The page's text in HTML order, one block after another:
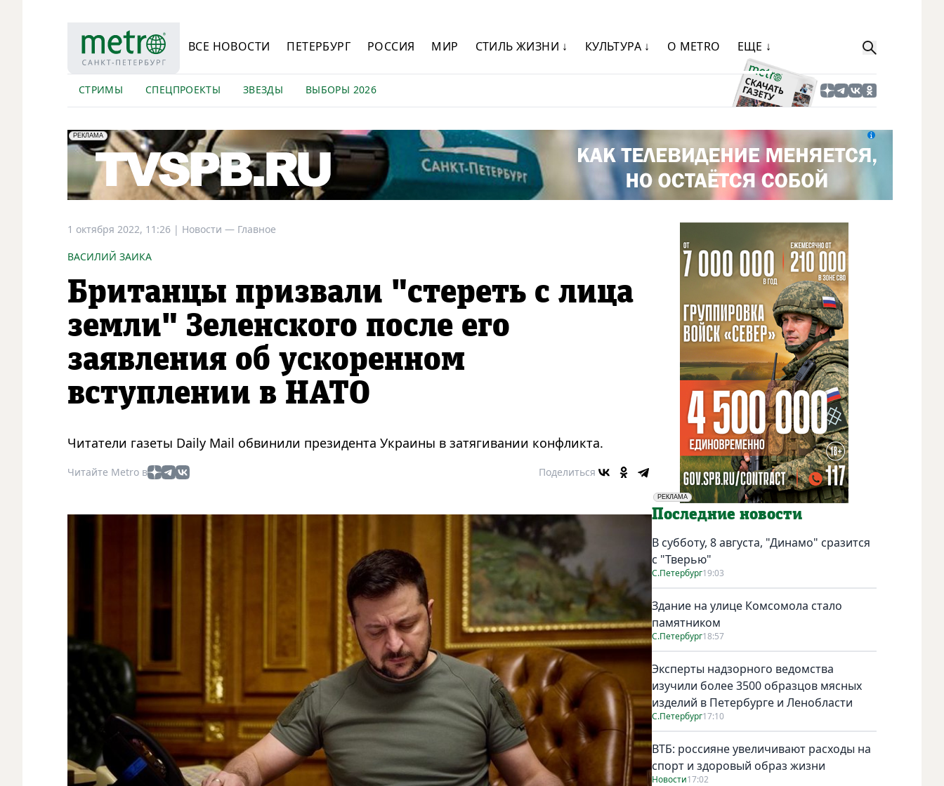
ВСЕ НОВОСТИ ПЕТЕРБУРГ РОССИЯ МИР СТИЛЬ ЖИЗНИ ↓ КУЛЬТУРА ↓ О METRO ЕЩЕ ↓
СТРИМЫ СПЕЦПРОЕКТЫ ЗВЕЗДЫ ВЫБОРЫ 2026
erid: LdtCK5Efv
РЕКЛАМА
АО "ГАТР", ИНН: 7841320717
1 октября 2022, 11:26 | Новости — Главное
ВАСИЛИЙ ЗАИКА
Британцы призвали "стереть с лица
земли" Зеленского после его
заявления об ускоренном
вступлении в НАТО
Читатели газеты Daily Mail обвинили президента Украины в затягивании конфликта.
Читайте Metro в Поделиться
РЕКЛАМА
Социальная реклама
Последние новости
В субботу, 8 августа, "Динамо" сразится
с "Тверью"
С.Петербург19:03
Здание на улице Комсомола стало
памятником
С.Петербург18:57
Эксперты надзорного ведомства
изучили более 3500 образцов мясных
изделий в Петербурге и Ленобласти
С.Петербург17:10
ВТБ: россияне увеличивают расходы на
спорт и здоровый образ жизни
Новости17:02